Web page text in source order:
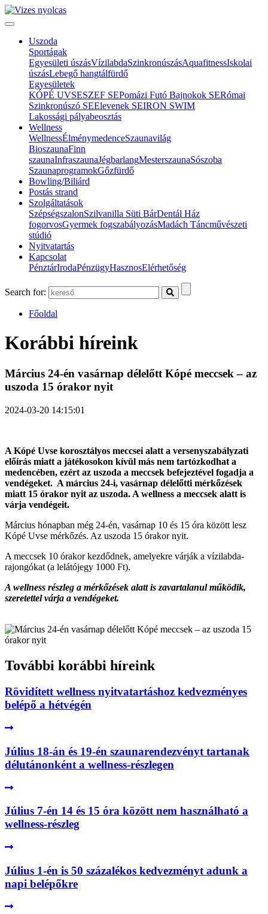
Uszoda
Sportágak
Egyesületi úszásVízilabdaSzinkronúszásAquafitnessIskolai
úszásLebegő hangtálfürdő
Egyesületek
KÓPÉ UVSESZEF SEPomázi Futó Bajnokok SERómai
Szinkronúszó SEElevenek SEIRON SWIM
Lakossági pályabeosztás
Wellness
WellnessÉlménymedenceSzaunavilág
BioszaunaFinn
szaunaInfraszaunaJégbarlangMesterszaunaSószoba
SzaunaprogramokGőzfürdő
Bowling/Biliárd
Postás strand
Szolgáltatások
SzépségszalonSzilvanilla Süti BárDentál Ház
fogorvosGyermek fogszabályozásMadách Táncművészeti
stúdió
Nyitvatartás
Kapcsolat
PénztárIrodaPénzügyHasznosElérhetőség
Search for:
Főoldal
Korábbi híreink
Március 24-én vasárnap délelőtt Kópé meccsek – az
uszoda 15 órakor nyit
2024-03-20 14:15:01
A Kópé Uvse korosztályos meccsei alatt a versenyszabályzati
előírás miatt a játékosokon kívül más nem tartózkodhat a
medencében, ezért az uszoda a meccsek befejeztével fogadja a
vendégeket. A március 24-i, vasárnap délelőtti mérkőzések
miatt 15 órakor nyit az uszoda. A wellness a meccsek alatt is
várja vendégeit.
Március hónapban még 24-én, vasárnap 10 és 15 óra között lesz
Kópé Uvse mérkőzés. Az uszoda 15 órakor nyit.
A meccsek 10 órakor kezdődnek, amelyekre várják a vízilabda-
rajongókat (a lelátójegy 1000 Ft).
A wellness részleg a mérkőzések alatt is zavartalanul működik,
szeretettel várja a vendégeket.
További korábbi híreink
Rövidített wellness nyitvatartáshoz kedvezményes
belépő a hétvégén
Július 18-án és 19-én szaunarendezvényt tartanak
délutánonként a wellness-részlegen
Július 7-én 14 és 15 óra között nem használható a
wellness-részleg
Július 1-én is 50 százalékos kedvezményt adunk a
napi belépőkre